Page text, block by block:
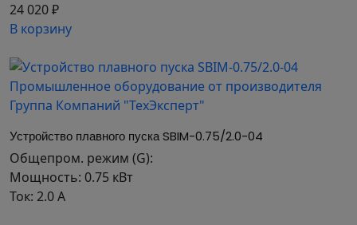
позволяют создать компактное решение для
управления электродвигателями с функциями
плавного пуска и остановки. Серия SBIM
оснащена встроенным обводным контактором,
что обеспечивает высокую надежность и
упрощает подключение.
Преимущества софтстартеров INSTART SBIM
24 020 ₽
В корзину
Устройство плавного пуска SBIM-0.75/2.0-04
Общепром. режим (G):
Мощность: 0.75 кВт
Ток: 2.0 А